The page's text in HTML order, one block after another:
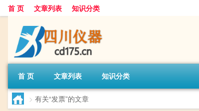
首 页 文章列表 知识分类
首 页 文章列表 知识分类
> 有关“发票”的文章